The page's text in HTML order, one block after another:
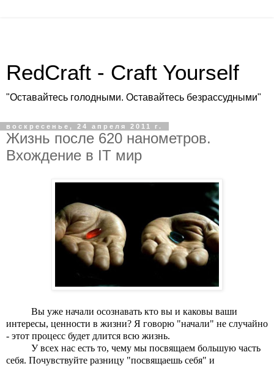
RedCraft - Craft Yourself
"Оставайтесь голодными. Оставайтесь безрассудными"
воскресенье, 24 апреля 2011 г.
Жизнь после 620 нанометров.
Вхождение в IT мир
Вы уже начали осознавать кто вы и каковы ваши
интересы, ценности в жизни? Я говорю "начали" не случайно
- этот процесс будет длится всю жизнь.
У всех нас есть то, чему мы посвящаем большую часть
себя. Почувствуйте разницу "посвящаешь себя" и